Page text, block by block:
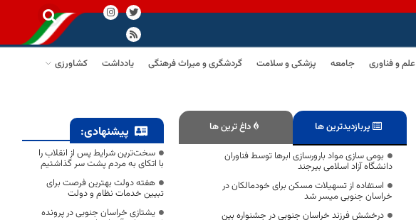
علم و فناوری جامعه پزشکی و سلامت گردشگری و میراث فرهنگی یادداشت
کشاورزی
پربازدیدترین ها داغ ترین ها
بومی سازی مواد بارورسازی ابر‌ها توسط فناوران
دانشگاه آزاد اسلامی بیرجند
استفاده از تسهیلات مسکن برای خودمالکان در
خراسان جنوبی میسر شد
درخشش فرزند خراسان جنوبی در جشنواره بین
پیشنهادی:
سخت‌ترین شرایط پس از انقلاب را
با اتکای به مردم پشت سر گذاشتیم
هفته دولت بهترین فرصت برای
تبیین خدمات نظام و دولت
یشتازی خراسان جنوبی در پرونده